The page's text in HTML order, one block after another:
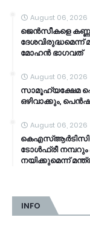
August 06, 2026
ജെൻസീകളെ
മോഹൻ ഭാ​ഗവത്
August 06, 2026
സാമൂ​ഹ്യക്ഷേമ
ഒഴിവാക്കും,
August 06, 2026
ടോൾഫ്രീ
നയിക്കുമെന്ന്
INFO